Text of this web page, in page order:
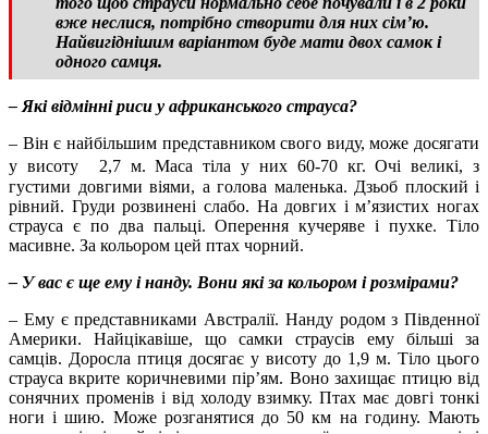
вже неслися, потрібно створити для них сім’ю.
Найвигіднішим варіантом буде мати двох самок і
одного самця.
– Які відмінні риси у африканського страуса?
– Він є найбільшим представником свого виду, може досягати
у висоту 2,7 м. Маса тіла у них 60-70 кг. Очі великі, з
густими довгими віями, а голова маленька. Дзьоб плоский і
рівний. Груди розвинені слабо. На довгих і м’язистих ногах
страуса є по два пальці. Оперення кучеряве і пухке. Тіло
масивне. За кольором цей птах чорний.
– У вас є ще ему і нанду. Вони які за кольором і розмірами?
– Ему є представниками Австралії. Нанду родом з Південної
Америки. Найцікавіше, що самки страусів ему більші за
самців. Доросла птиця досягає у висоту до 1,9 м. Тіло цього
страуса вкрите коричневими пір’ям. Воно захищає птицю від
сонячних променів і від холоду взимку. Птах має довгі тонкі
ноги і шию. Може розганятися до 50 км на годину. Мають